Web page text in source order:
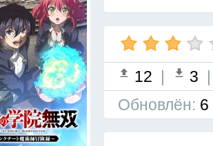
12 | 3
Обновлён: 6